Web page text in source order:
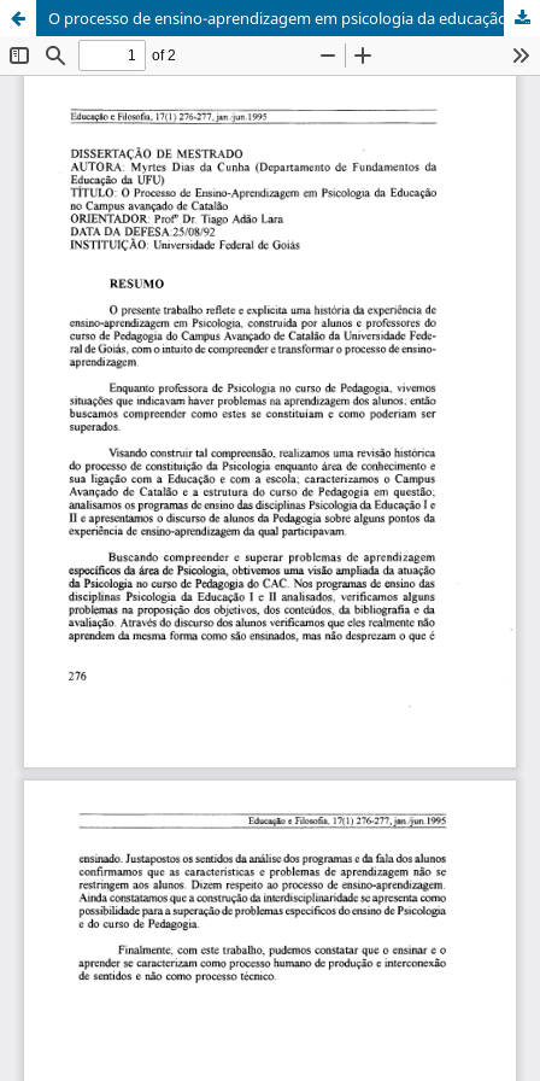
O processo de ensino-aprendizagem em psicologia da educação no campus avançado de Catalão